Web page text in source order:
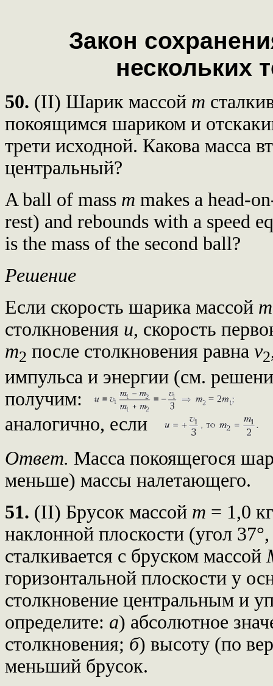
Закон
нескольких
50. (II) Шарик массой m
покоящимся шариком и
трети исходной. Какова масса
центральный?
A ball of mass m makes a head-
rest) and rebounds with a speed
is the mass of the second ball?
Решение
Если скорость шарика массой m
столкновения u, скорость
m2 после столкновения равна v2
импульса и энергии (см.
получим:
аналогично, если
Ответ. Масса покоящегося
меньше) массы налетающего.
51. (II) Брусок массой m = 1,0
наклонной плоскости (угол
сталкивается с бруском массой
горизонтальной плоскости у
столкновение центральным и
определите: а) абсолютное
столкновения; б) высоту (по
меньший брусок.